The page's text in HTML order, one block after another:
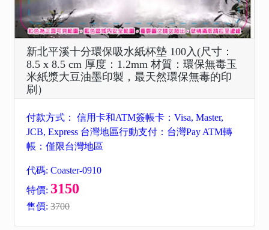
新北平溪十分環保吸水紙杯墊 100入(尺寸：
8.5 x 8.5 cm 厚度：1.2mm 材質：環保無毒玉
米紙漿大豆油墨印製，最天然環保無毒的印
刷）
付款方式： 信用卡和ATM簽帳卡：Visa, Master,
JCB, Express 台灣地區行動支付：台灣Pay ATM轉
帳：僅限台灣地區
代碼: Coaster-0910
特價: 3150
售價: 3700